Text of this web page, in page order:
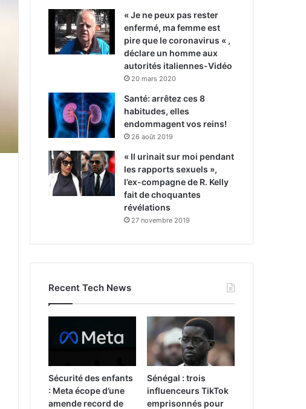
« Je ne peux pas rester
enfermé, ma femme est
pire que le coronavirus « ,
déclare un homme aux
autorités italiennes-Vidéo
20 mars 2020
Santé: arrêtez ces 8
habitudes, elles
endommagent vos reins!
26 août 2019
« Il urinait sur moi pendant
les rapports sexuels »,
l’ex-compagne de R. Kelly
fait de choquantes
révélations
27 novembre 2019
Recent Tech News
Sécurité des enfants
: Meta écope d’une
amende record de
Sénégal : trois
influenceurs TikTok
emprisonnés pour